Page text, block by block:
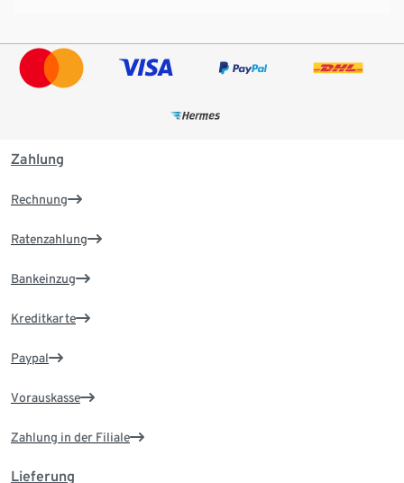
Zahlung
Rechnung
Ratenzahlung
Bankeinzug
Kreditkarte
Paypal
Vorauskasse
Zahlung in der Filiale
Lieferung